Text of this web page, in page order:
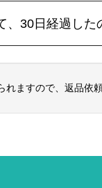
30日経過した
ますので、返品依